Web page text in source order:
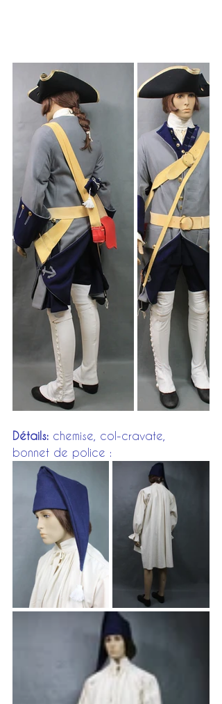
Détails: chemise, col-cravate,
bonnet de police :